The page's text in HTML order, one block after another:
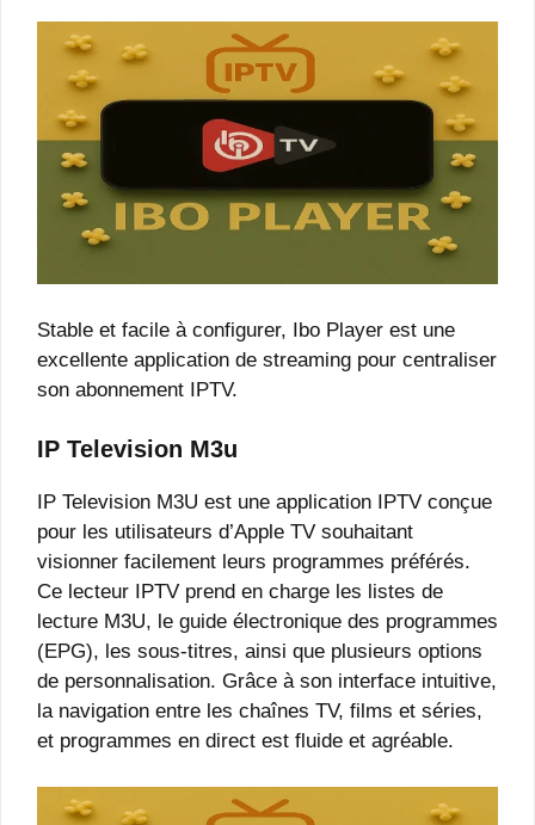
Stable et facile à configurer, Ibo Player est une
excellente application de streaming pour centraliser
son abonnement IPTV.
IP Television M3u
IP Television M3U est une application IPTV conçue
pour les utilisateurs d’Apple TV souhaitant
visionner facilement leurs programmes préférés.
Ce lecteur IPTV prend en charge les listes de
lecture M3U, le guide électronique des programmes
(EPG), les sous-titres, ainsi que plusieurs options
de personnalisation. Grâce à son interface intuitive,
la navigation entre les chaînes TV, films et séries,
et programmes en direct est fluide et agréable.